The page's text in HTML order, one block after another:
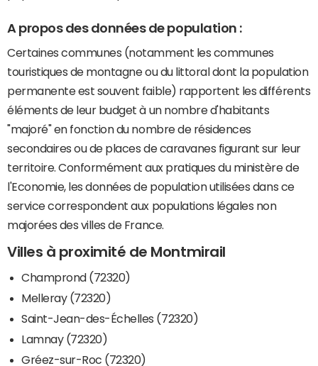
A propos des données de population :
Certaines communes (notamment les communes
touristiques de montagne ou du littoral dont la population
permanente est souvent faible) rapportent les différents
éléments de leur budget à un nombre d'habitants
"majoré" en fonction du nombre de résidences
secondaires ou de places de caravanes figurant sur leur
territoire. Conformément aux pratiques du ministère de
l'Economie, les données de population utilisées dans ce
service correspondent aux populations légales non
majorées des villes de France.
Villes à proximité de Montmirail
Champrond (72320)
Melleray (72320)
Saint-Jean-des-Échelles (72320)
Lamnay (72320)
Gréez-sur-Roc (72320)